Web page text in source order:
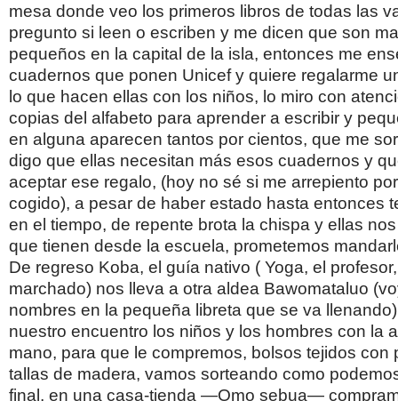
mesa donde veo los primeros libros de todas las
pregunto si leen o escriben y me dicen que son
pequeños en la capital de la isla, entonces me
cuadernos que ponen Unicef y quiere regalarme
lo que hacen ellas con los niños, lo miro con
copias del alfabeto para aprender a escribir y
en alguna aparecen tantos por cientos, que me
digo que ellas necesitan más esos cuadernos y
aceptar ese regalo, (hoy no sé si me arrepiento
cogido), a pesar de haber estado hasta entonces
en el tiempo, de repente brota la chispa y ellas
que tienen desde la escuela, prometemos
De regreso Koba, el guía nativo ( Yoga, el
marchado) nos lleva a otra aldea Bawomataluo
nombres en la pequeña libreta que se va
nuestro encuentro los niños y los hombres con la
mano, para que le compremos, bolsos tejidos con
tallas de madera, vamos sorteando como
final, en una casa-tienda —Omo sebua—